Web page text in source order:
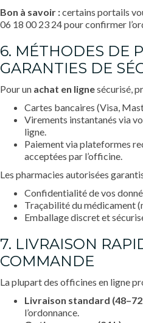
Bon à savoir :certains portails
06 18 00 23 24 pour confirmer
6. MÉTHODES DE
GARANTIES DE
Pour un achat en lignesécurisé,
Cartes bancaires (Visa,
Virements instantanés via
ligne.
Paiement via plateformes
acceptées par l’officine.
Les pharmacies autorisées
Confidentialité de vos
Traçabilité du médicament
Emballage discret et
7. LIVRAISON
COMMANDE
La plupart des officines en ligne
Livraison standard (48–72
l’ordonnance.